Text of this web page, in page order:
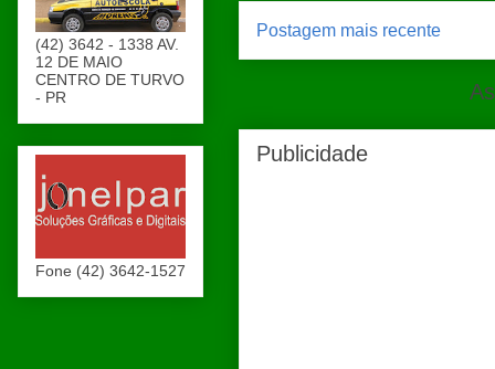
Postagem mais recente
Publicidade
(42) 3642 - 1338 AV.
12 DE MAIO
CENTRO DE TURVO
- PR
Fone (42) 3642-1527